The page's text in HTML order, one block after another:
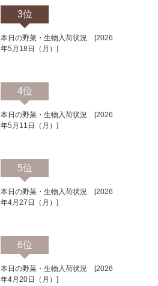
3位
本日の野菜・生物入荷状況 [2026
年5月18日（月）]
4位
本日の野菜・生物入荷状況 [2026
年5月11日（月）]
5位
本日の野菜・生物入荷状況 [2026
年4月27日（月）]
6位
本日の野菜・生物入荷状況 [2026
年4月20日（月）]